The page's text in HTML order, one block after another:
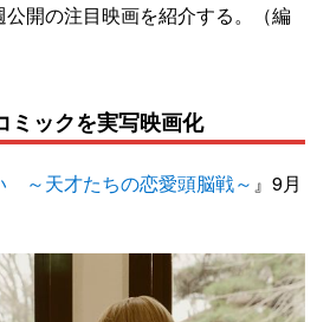
開の注目映画を紹介する。（編
ックを実写映画化
～天才たちの恋愛頭脳戦～ 』9月